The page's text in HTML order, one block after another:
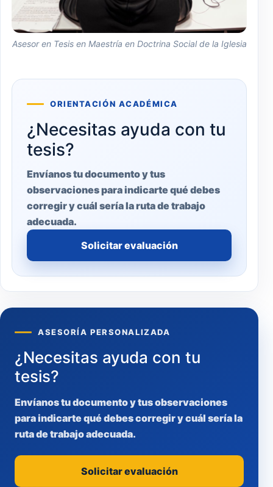
Asesor en Tesis en Maestría en Doctrina Social de la Iglesia
ORIENTACIÓN ACADÉMICA
¿Necesitas ayuda con tu
tesis?
Envíanos tu documento y tus
observaciones para indicarte qué debes
corregir y cuál sería la ruta de trabajo
adecuada.
Solicitar evaluación
ASESORÍA PERSONALIZADA
¿Necesitas ayuda con tu
tesis?
Envíanos tu documento y tus observaciones
para indicarte qué debes corregir y cuál sería la
ruta de trabajo adecuada.
Solicitar evaluación